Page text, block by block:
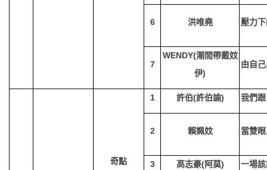
6 洪唯堯 壓力
7
WENDY(潮間帶戴妏
伊)
由自
奇點
1 許伯(許伯諭) 我們
2 賴姵妏 當雙
3 高志豪(阿莫) 一場